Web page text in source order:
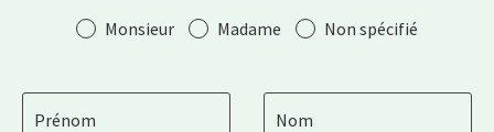
SalutationMonsieur Madame Non spécifié
Prénom Nom